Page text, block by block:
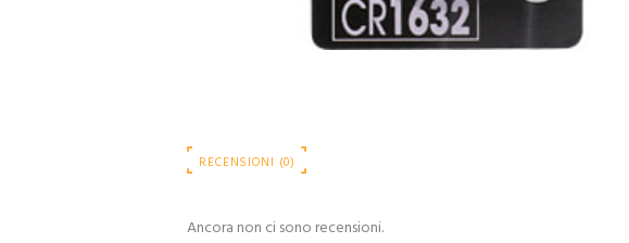
RECENSIONI (0)
Ancora non ci sono recensioni.